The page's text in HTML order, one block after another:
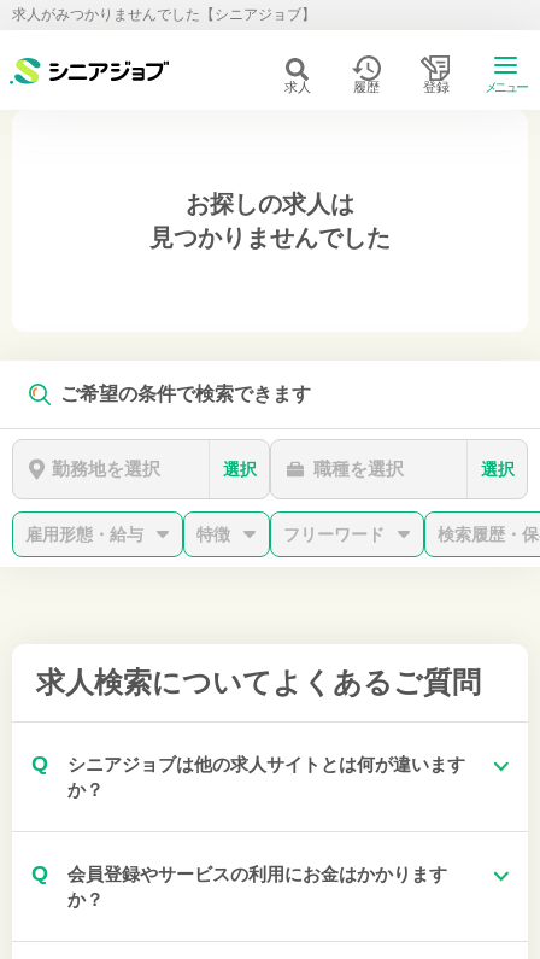
求人がみつかりませんでした【シニアジョブ】
求人 履歴 登録 メニュー
お探しの求人は
見つかりませんでした
ご希望の条件で検索できます
勤務地を選択 選択 職種を選択 選択
雇用形態・給与 特徴 フリーワード 検索履歴・
求人検索について よくあるご質問
Q
シニアジョブは他の求人サイトとは何が違います
か？
Q
会員登録やサービスの利用にお金はかかります
か？